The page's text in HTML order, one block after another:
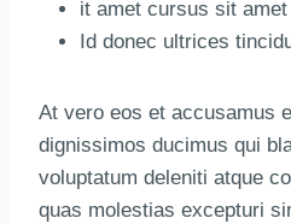
it amet cursus sit
Id donec ultrices
At vero eos et accusamus
dignissimos ducimus qui
voluptatum deleniti atque
quas molestias excepturi